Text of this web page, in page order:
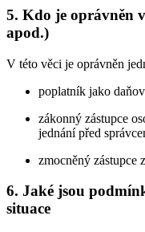
5. Kdo je oprávněn
apod.)
V této věci je oprávněn
poplatník jako
zákonný zástupce
jednání před
zmocněný zástupce
6. Jaké jsou
situace